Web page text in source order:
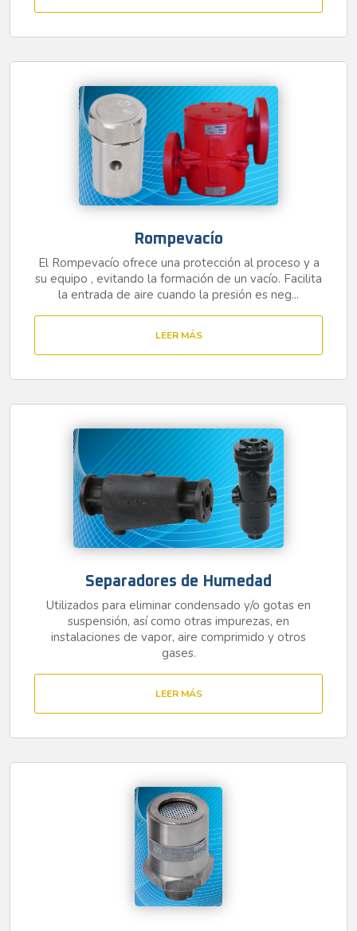
Rompevacío
El Rompevacío ofrece una protección al proceso y a
su equipo , evitando la formación de un vacío. Facilita
la entrada de aire cuando la presión es neg...
LEER MÁS
Separadores de Humedad
Utilizados para eliminar condensado y/o gotas en
suspensión, así como otras impurezas, en
instalaciones de vapor, aire comprimido y otros
gases.
LEER MÁS